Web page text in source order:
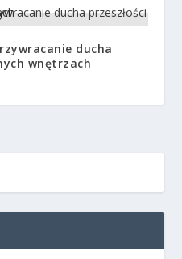
ducha
wnętrzach